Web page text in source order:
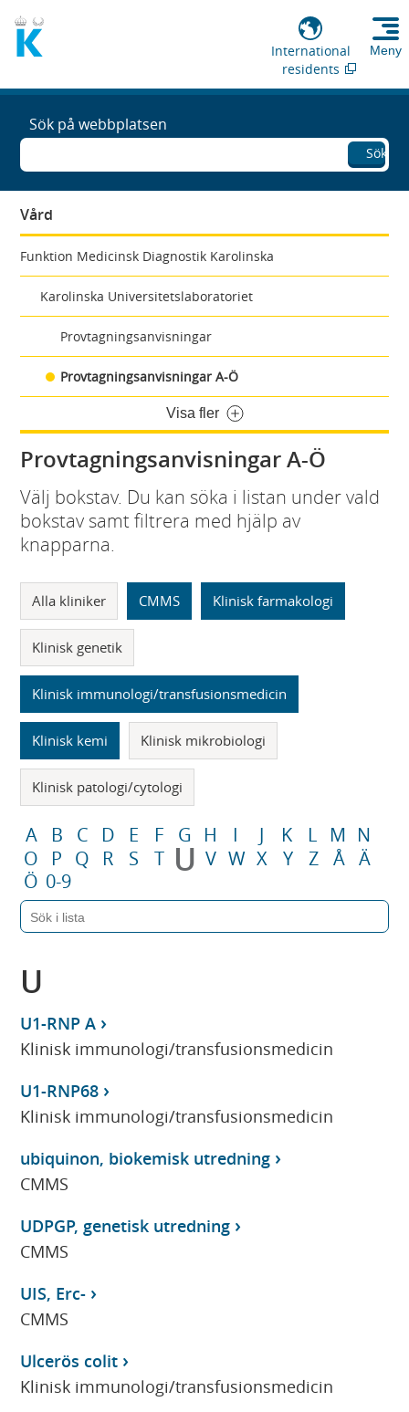
International
residents
Meny
Sök på webbplatsen
Sök
Vård
Funktion Medicinsk Diagnostik Karolinska
Karolinska Universitetslaboratoriet
Provtagningsanvisningar
Provtagningsanvisningar A-Ö
Visa fler
Provtagningsanvisningar A-Ö
Välj bokstav. Du kan söka i listan under vald
bokstav samt filtrera med hjälp av
knapparna.
Alla kliniker CMMS Klinisk farmakologi
Klinisk genetik
Klinisk immunologi/transfusionsmedicin
Klinisk kemi Klinisk mikrobiologi
Klinisk patologi/cytologi
A B C D E F G H I J K L M N
O
P Q R S T U V W X Y Z Å Ä
Ö 0-9
U
U1-RNP A
Klinisk immunologi/transfusionsmedicin
U1-RNP68
Klinisk immunologi/transfusionsmedicin
ubiquinon, biokemisk utredning
CMMS
UDPGP, genetisk utredning
CMMS
UIS, Erc-
CMMS
Ulcerös colit
Klinisk immunologi/transfusionsmedicin